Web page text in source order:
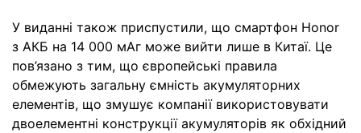
У виданні також приспустили, що смартфон Honor
з АКБ на 14 000 мАг може вийти лише в Китаї. Це
пов’язано з тим, що європейські правила
обмежують загальну ємність акумуляторних
елементів, що змушує компанії використовувати
двоелементні конструкції акумуляторів як обхідний